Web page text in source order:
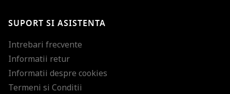
SUPORT SI ASISTENTA
Intrebari frecvente
Informatii retur
Informatii despre cookies
Termeni si Conditii